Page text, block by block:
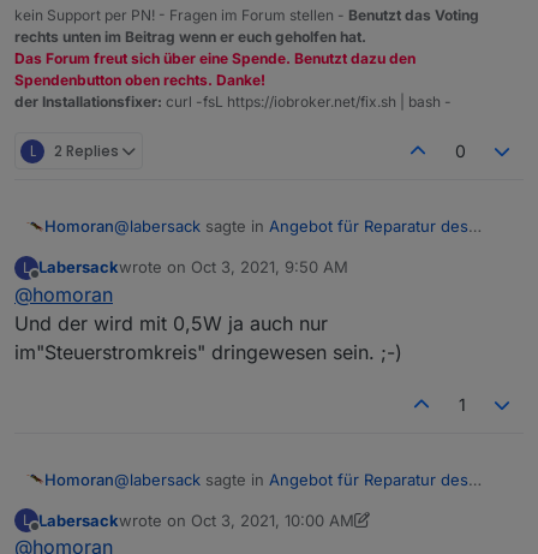
kein Support per PN! - Fragen im Forum stellen - Benutzt das Voting
rechts unten im Beitrag wenn er euch geholfen hat.
Das Forum freut sich über eine Spende. Benutzt dazu den
Spendenbutton oben rechts. Danke!
der Installationsfixer: curl -fsL https://iobroker.net/fix.sh | bash -
L 2 Replies 0
Homoran@labersack sagte in Angebot für Reparatur des
man ja noch sehen
das wunderte mich ja, da in der Version für
Markenschalter ein 1k (??) drin ist
L
Offline
Labersackwrote on Oct 3, 2021, 9:50 AM
last edited by
@homoran
Und der wird mit 0,5W ja auch nur
im"Steuerstromkreis" dringewesen sein. ;-)
1
Homoran@labersack sagte in Angebot für Reparatur des
L
Offline
Labersackwrote on Oct 3, 2021, 10:00 AM
last edited by LabersackOct 3, 2021, 12:01 PM
@homoran